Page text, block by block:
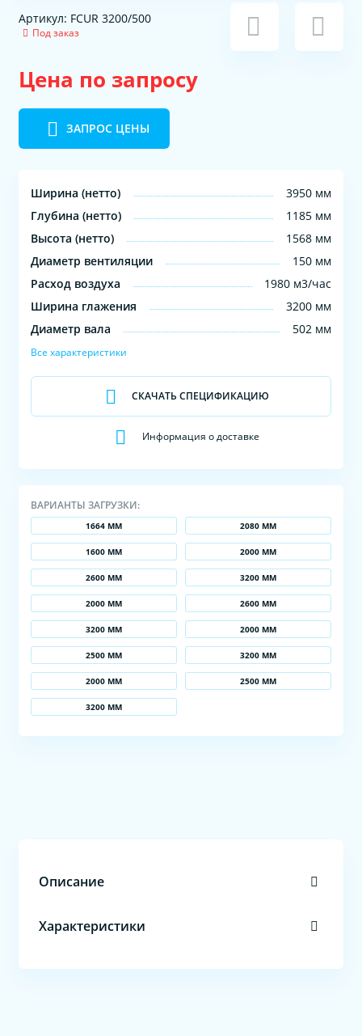
Артикул: FCUR 3200/500
Под заказ
Цена по запросу
ЗАПРОС ЦЕНЫ
Ширина (нетто)
3950 мм
Глубина (нетто)
1185 мм
Высота (нетто)
1568 мм
Диаметр вентиляции
150 мм
Расход воздуха
1980 м3/час
Ширина глажения
3200 мм
Диаметр вала
502 мм
Все характеристики
СКАЧАТЬ СПЕЦИФИКАЦИЮ
Информация о доставке
ВАРИАНТЫ ЗАГРУЗКИ:
1664 ММ 2080 ММ
1600 ММ 2000 ММ
2600 ММ 3200 ММ
2000 ММ 2600 ММ
3200 ММ 2000 ММ
2500 ММ 3200 ММ
2000 ММ 2500 ММ
3200 ММ
Описание
Характеристики